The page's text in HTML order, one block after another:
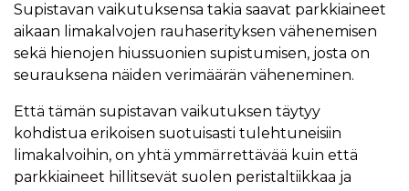
Supistavan vaikutuksensa takia saavat parkkiaineet
aikaan limakalvojen rauhaserityksen vähenemisen
sekä hienojen hiussuonien supistumisen, josta on
seurauksena näiden verimäärän väheneminen.
Että tämän supistavan vaikutuksen täytyy
kohdistua erikoisen suotuisasti tulehtuneisiin
limakalvoihin, on yhtä ymmärrettävää kuin että
parkkiaineet hillitsevät suolen peristaltiikkaa ja